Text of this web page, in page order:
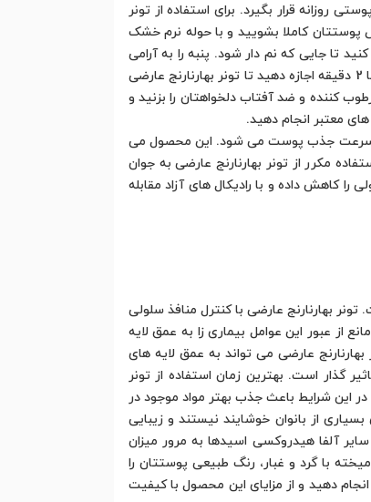
قرار بگیرد. برای استفاده از تونر
پوستتان کاملا بشویید و با حوله نرم خشک
تا جایی که نم دار شود. پنبه را به آرامی
صورت، گردن، لب و هر جایی از بدن که نیاز است، بکشید. قسمت هایی مانند گوشه بینی، کنار ابرو و زیر چانه را به تونر آغشته کنید. 1 تا 2 دقیقه اجازه دهید تا تونر بهارنارنج عارضی
کننده و ضد آفتاب دلخواهتان را بزنید و
معتبر انجام دهید.
به سرعت جذب پوست می شود. این محصول می
مکرر از تونر بهارنارنج عارضی به جوان
داده و با رادیکال های آزاد مقابله
بهارنارنج عارضی با کنترل منافذ سلولی
عبور این عوامل بیماری زا به عمق لایه
عارضی می تواند به عمق لایه های
گذار است. بهترین زمان استفاده از تونر
این شرایط باعث جذب بهتر مواد موجود در
از بانوان خوشایند نیستند و زیبایی
آلفا هیدروکسی اسیدها به مرور میزان
با گرد و غبار، رنگ طبیعی پوستتان را
دهید و از مزایای این محصول با کیفیت